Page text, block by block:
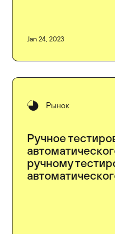
Jan 24, 2023
Рынок
Ручное
ручному